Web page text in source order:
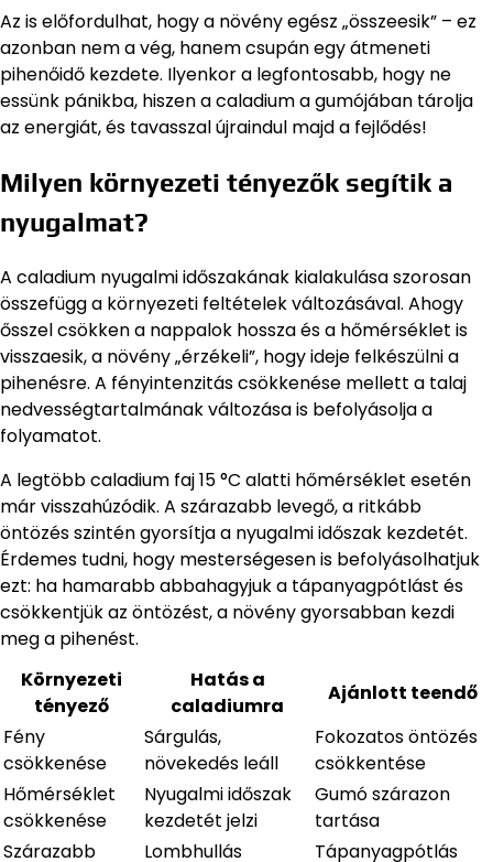
Az is előfordulhat, hogy a növény egész „összeesik” – ez
azonban nem a vég, hanem csupán egy átmeneti
pihenőidő kezdete. Ilyenkor a legfontosabb, hogy ne
essünk pánikba, hiszen a caladium a gumójában tárolja
az energiát, és tavasszal újraindul majd a fejlődés!
Milyen környezeti tényezők segítik a
nyugalmat?
A caladium nyugalmi időszakának kialakulása szorosan
összefügg a környezeti feltételek változásával. Ahogy
ősszel csökken a nappalok hossza és a hőmérséklet is
visszaesik, a növény „érzékeli”, hogy ideje felkészülni a
pihenésre. A fényintenzitás csökkenése mellett a talaj
nedvességtartalmának változása is befolyásolja a
folyamatot.
A legtöbb caladium faj 15 °C alatti hőmérséklet esetén
már visszahúzódik. A szárazabb levegő, a ritkább
öntözés szintén gyorsítja a nyugalmi időszak kezdetét.
Érdemes tudni, hogy mesterségesen is befolyásolhatjuk
ezt: ha hamarabb abbahagyjuk a tápanyagpótlást és
csökkentjük az öntözést, a növény gyorsabban kezdi
meg a pihenést.
Környezeti
tényező
Hatás a
caladiumra
Ajánlott teendő
Fény
csökkenése
Sárgulás,
növekedés leáll
Fokozatos öntözés
csökkentése
Hőmérséklet
csökkenése
Nyugalmi időszak
kezdetét jelzi
Gumó szárazon
tartása
Szárazabb
Lombhullás Tápanyagpótlás